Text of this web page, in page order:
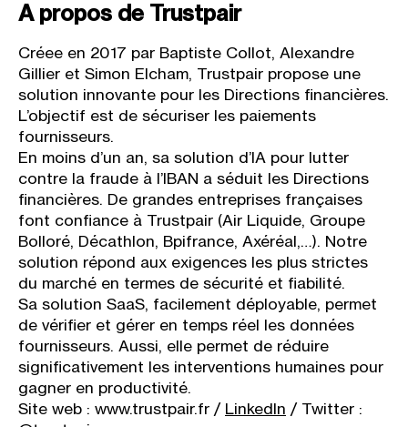
A propos de Trustpair
Créee en 2017 par ​Baptiste Collot​, ​Alexandre
Gillier et ​Simon Elcham​, Trustpair propose une
solution innovante pour les Directions financières.
L’objectif est de sécuriser les paiements
fournisseurs.
En moins d’un an, sa solution d’IA pour lutter
contre la fraude à l’IBAN a séduit les Directions
financières. De grandes entreprises françaises
font confiance à Trustpair (Air Liquide, Groupe
Bolloré, Décathlon, Bpifrance, Axéréal,…). Notre
solution répond aux exigences les plus strictes
du marché en termes de sécurité et fiabilité.
Sa solution SaaS, facilement déployable, permet
de vérifier et gérer en temps réel les données
fournisseurs. Aussi, elle permet de réduire
significativement les interventions humaines pour
gagner en productivité.
Site web : ​www.trustpair.fr / LinkedIn ​ / Twitter : ​